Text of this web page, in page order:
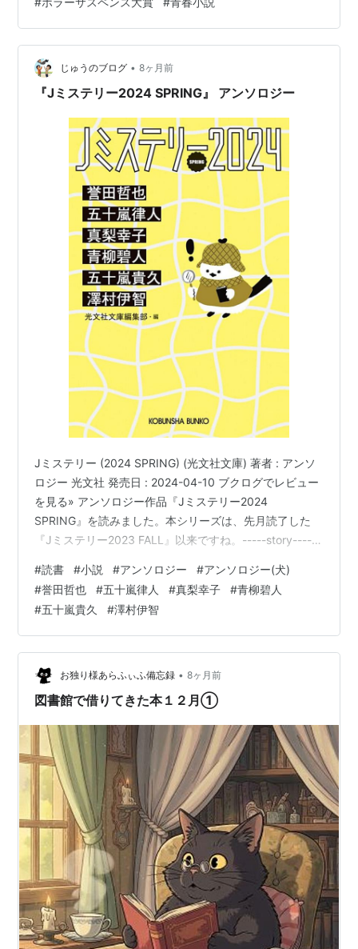
意」を相手に、壮絶な戦いが始まる！ 著者のダークサイ
ドの原点！親友の自殺は自分のせい。悲しみに暮れる可
奈子の携帯が着信した。悪意に満ちた声が言う、「お前
が殺したんだよ」と――。…
じゅうのブログ • 8ヶ月前
『Jミステリー2024 SPRING』 アンソロジー
Jミステリー (2024 SPRING) (光文社文庫) 著者 : アンソ
ロジー 光文社 発売日 : 2024-04-10 ブクログでレビュー
を見る» アンソロジー作品『Jミステリー2024
SPRING』を読みました。本シリーズは、先月読了した
『Jミステリー2023 FALL』以来ですね。-----story------
全編書き下ろしの超豪華アンソロジー「Jミステリー」。
第５弾も誰もがよく知るあの作家たちが競演！ これを読
まずして日本ミステリーを語ることなかれ。『Jミステリ
ー2024 SPRING』登場。 姫川玲子シリーズが圧倒的な
人…
#読書 #小説 #アンソロジー #アンソロジー(犬)
#誉田哲也 #五十嵐律人 #真梨幸子 #青柳碧人
#五十嵐貴久 #澤村伊智
お独り様あらふぃふ備忘録 • 8ヶ月前
図書館で借りてきた本１２月①